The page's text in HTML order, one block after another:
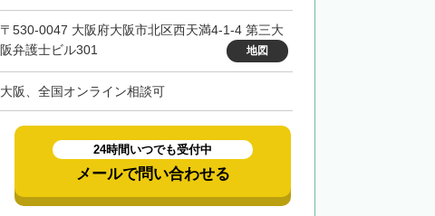
〒530-0047 大阪府大阪市北区西天満4-1-4 第三大
阪弁護士ビル301
地図
大阪、全国オンライン相談可
24時間いつでも受付中
メールで問い合わせる